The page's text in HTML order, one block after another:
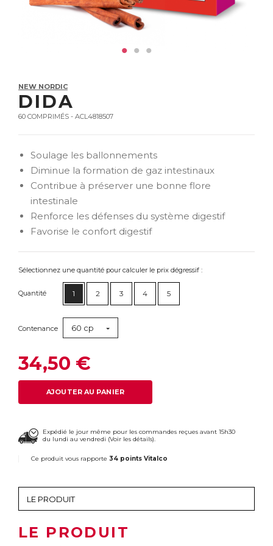
NEW NORDIC
DIDA
60 COMPRIMÉS - ACL4818507
Soulage les ballonnements
Diminue la formation de gaz intestinaux
Contribue à préserver une bonne flore
intestinale
Renforce les défenses du système digestif
Favorise le confort digestif
Sélectionnez une quantité pour calculer le prix dégressif :
Quantité 1 2 3 4 5
Contenance 60 cp
34,50 €
AJOUTER AU PANIER
Expédié le jour même pour les commandes reçues avant 15h30
du lundi au vendredi (Voir les détails).
Ce produit vous rapporte 34 points Vitalco
LE PRODUIT